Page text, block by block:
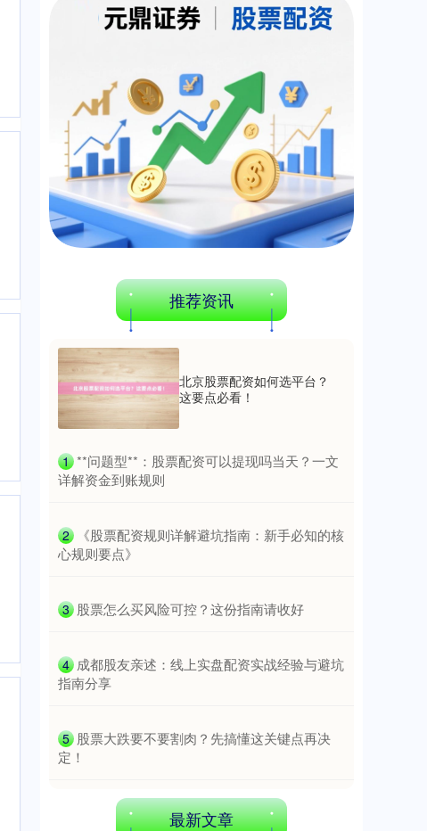
创业板指 3563.12 +47.56 +1.35%
国债指数
推荐资讯
北京股票配资如何选平台？
这要点必看！
1 ​**问题型**：股票配资可以提现吗当天？一文
详解资金到账规则
2
​《股票配资规则详解避坑指南：新手必知的核
心规则要点》
3 ​股票怎么买风险可控？这份指南请收好
4 ​成都股友亲述：线上实盘配资实战经验与避坑
指南分享
5 ​股票大跌要不要割肉？先搞懂这关键点再决
定！
最新文章